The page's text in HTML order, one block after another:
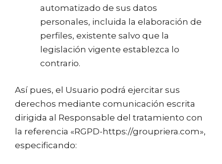
automatizado de sus datos
personales, incluida la elaboración de
perfiles, existente salvo que la
legislación vigente establezca lo
contrario.
Así pues, el Usuario podrá ejercitar sus
derechos mediante comunicación escrita
dirigida al Responsable del tratamiento con
la referencia «RGPD-https://groupriera.com»,
especificando: